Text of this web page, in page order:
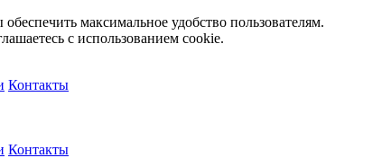
максимальное удобство пользователям.
с использованием cookie.
Контакты
Контакты